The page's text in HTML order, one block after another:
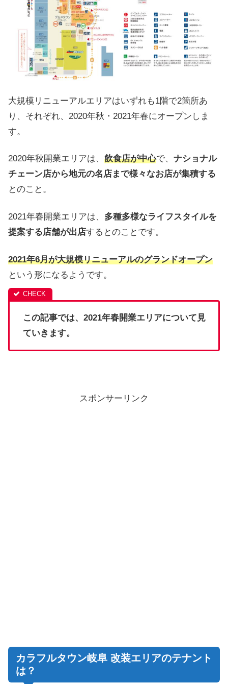
大規模リニューアルエリアはいずれも1階で2箇所あ
り、それぞれ、2020年秋・2021年春にオープンしま
す。
2020年秋開業エリアは、 飲食店が中心で、 ナショナル
チェーン店から地元の名店まで様々なお店が集積する
とのこと。
2021年春開業エリアは、 多種多様なライフスタイルを
提案する店舗が出店するとのことです。
2021年6月が大規模リニューアルのグランドオープン
という形になるようです。
この記事では、2021年春開業エリアについて見
ていきます。
スポンサーリンク
カラフルタウン岐阜 改装エリアのテナント
は？